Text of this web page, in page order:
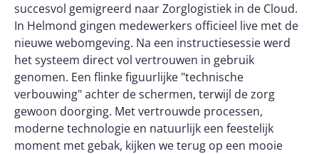
succesvol gemigreerd naar Zorglogistiek in de Cloud.
In Helmond gingen medewerkers officieel live met de
nieuwe webomgeving. Na een instructiesessie werd
het systeem direct vol vertrouwen in gebruik
genomen. Een flinke figuurlijke "technische
verbouwing" achter de schermen, terwijl de zorg
gewoon doorging. Met vertrouwde processen,
moderne technologie en natuurlijk een feestelijk
moment met gebak, kijken we terug op een mooie